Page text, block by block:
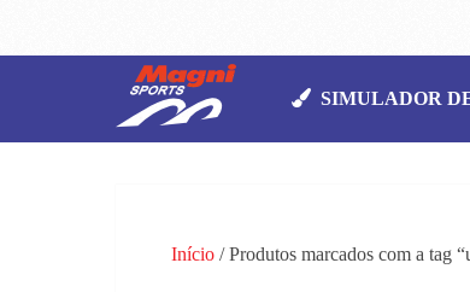
SIMULADOR
Início / Produtos marcados com a tag